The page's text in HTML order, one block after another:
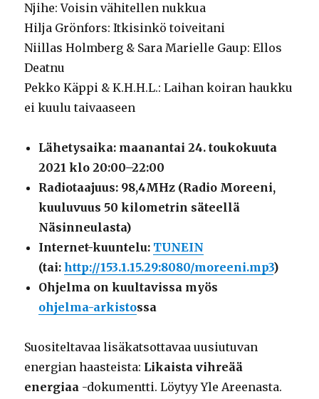
Njihe: Voisin vähitellen nukkua
Hilja Grönfors: Itkisinkö toiveitani
Niillas Holmberg & Sara Marielle Gaup: Ellos
Deatnu
Pekko Käppi & K.H.H.L.: Laihan koiran haukku
ei kuulu taivaaseen
Lähetysaika: maanantai 24. toukokuuta
2021 klo 20:00–22:00
Radiotaajuus: 98,4MHz (Radio Moreeni,
kuuluvuus 50 kilometrin säteellä
Näsinneulasta)
Internet-kuuntelu: TUNEIN
(tai:http://153.1.15.29:8080/moreeni.mp3)
Ohjelma on kuultavissa myös
ohjelma-arkistossa
Suositeltavaa lisäkatsottavaa uusiutuvan
energian haasteista: Likaista vihreää
energiaa -dokumentti. Löytyy Yle Areenasta.